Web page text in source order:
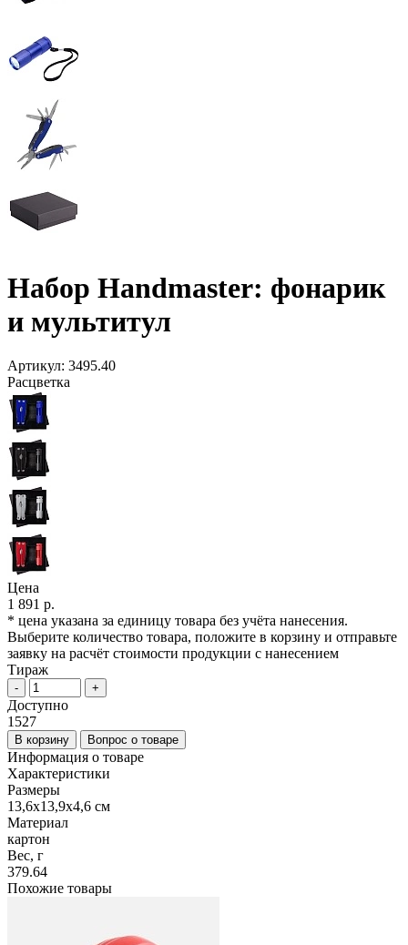
Набор Handmaster: фонарик
и мультитул
Артикул: 3495.40
Расцветка
Цена
1 891 р.
* цена указана за единицу товара без учёта нанесения.
Выберите количество товара, положите в корзину и отправьте
заявку на расчёт стоимости продукции с нанесением
Тираж
- +
Доступно
1527
В корзину Вопрос о товаре
Информация о товаре
Характеристики
Размеры
13,6х13,9х4,6 см
Материал
картон
Вес, г
379.64
Похожие товары